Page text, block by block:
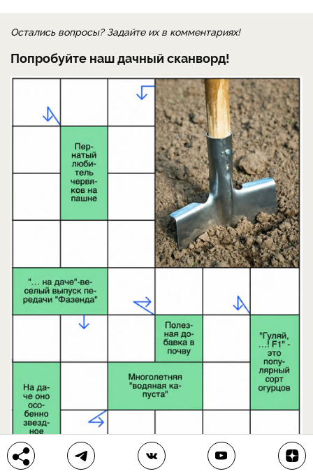
Остались вопросы? Задайте их в комментариях!
Попробуйте наш дачный сканворд!